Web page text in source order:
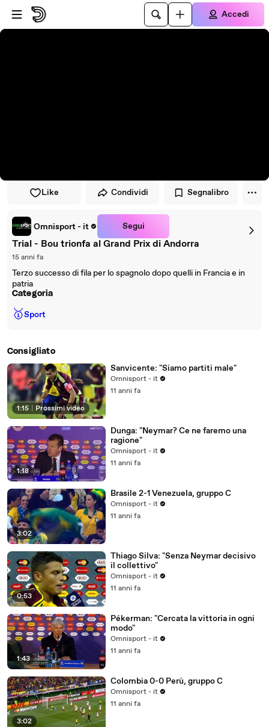
Vai al lettore
Passa al contenuto principale
Accedi
Like Condividi Segnalibro
Omnisport - it Segui
Trial - Bou trionfa al Grand Prix di Andorra
15 anni fa
Terzo successo di fila per lo spagnolo dopo quelli in Francia e in
patria
Categoria
🥇Sport
Consigliato
1:15 Prossimi video
Sanvicente: "Siamo partiti male"
Omnisport - it
11 anni fa
1:18
Dunga: "Neymar? Ce ne faremo una
ragione"
Omnisport - it
11 anni fa
3:02
Brasile 2-1 Venezuela, gruppo C
Omnisport - it
11 anni fa
0:53
Thiago Silva: "Senza Neymar decisivo
il collettivo"
Omnisport - it
11 anni fa
1:43
Pékerman: "Cercata la vittoria in ogni
modo"
Omnisport - it
11 anni fa
3:02
Colombia 0-0 Perù, gruppo C
Omnisport - it
11 anni fa